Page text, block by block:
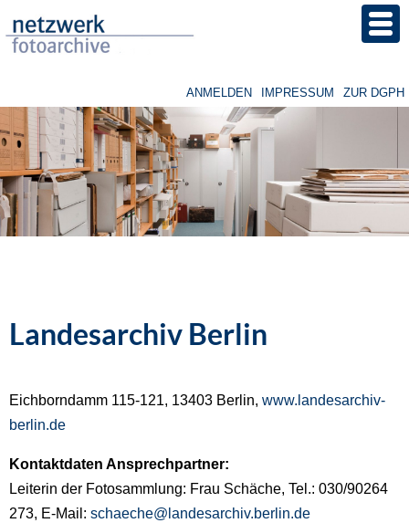
zum
Benutzermenü
ANMELDEN IMPRESSUM ZUR DGPH
Image
Landesarchiv Berlin
Eichborndamm 115-121, 13403 Berlin, www.landesarchiv-
berlin.de
Kontaktdaten Ansprechpartner:
Leiterin der Fotosammlung: Frau Schäche, Tel.: 030/90264
273, E-Mail: schaeche@landesarchiv.berlin.de